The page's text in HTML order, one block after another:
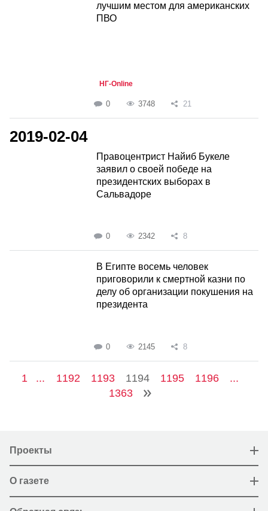
лучшим местом для американских
ПВО
НГ-Online
0 3748 21
2019-02-04
Правоцентрист Найиб Букеле
заявил о своей победе на
президентских выборах в
Сальвадоре
0 2342 8
В Египте восемь человек
приговорили к смертной казни по
делу об организации покушения на
президента
0 2145 8
1 ... 1192 1193 1194 1195 1196
...
1363
Проекты
О газете